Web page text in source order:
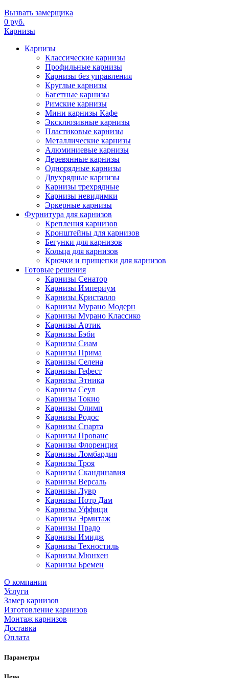
Вызвать замерщика
0 руб.
Карнизы
Карнизы
Классические карнизы
Профильные карнизы
Карнизы без управления
Круглые карнизы
Багетные карнизы
Римские карнизы
Мини карнизы Кафе
Эксклюзивные карнизы
Пластиковые карнизы
Металлические карнизы
Алюминиевые карнизы
Деревянные карнизы
Однорядные карнизы
Двухрядные карнизы
Карнизы трехрядные
Карнизы невидимки
Эркерные карнизы
Фурнитура для карнизов
Крепления карнизов
Кронштейны для карнизов
Бегунки для карнизов
Кольца для карнизов
Крючки и прищепки для карнизов
Готовые решения
Карнизы Сенатор
Карнизы Империум
Карнизы Кристалло
Карнизы Мурано Модерн
Карнизы Мурано Классико
Карнизы Артик
Карнизы Бэби
Карнизы Сиам
Карнизы Прима
Карнизы Селена
Карнизы Гефест
Карнизы Этника
Карнизы Сеул
Карнизы Токио
Карнизы Олимп
Карнизы Родос
Карнизы Спарта
Карнизы Прованс
Карнизы Флоренция
Карнизы Ломбардия
Карнизы Троя
Карнизы Скандинавия
Карнизы Версаль
Карнизы Лувр
Карнизы Нотр Дам
Карнизы Уффици
Карнизы Эрмитаж
Карнизы Прадо
Карнизы Имидж
Карнизы Техностиль
Карнизы Мюнхен
Карнизы Бремен
О компании
Услуги
Замер карнизов
Изготовление карнизов
Монтаж карнизов
Доставка
Оплата
Параметры